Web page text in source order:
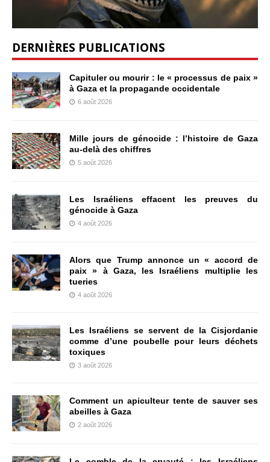
DERNIÈRES PUBLICATIONS
Capituler ou mourir : le « processus de paix »
à Gaza et la propagande occidentale
6 août 2026
Mille jours de génocide : l’histoire de Gaza
au-delà des chiffres
5 août 2026
Les Israéliens effacent les preuves du
génocide à Gaza
4 août 2026
Alors que Trump annonce un « accord de
paix » à Gaza, les Israéliens multiplie les
tueries
4 août 2026
Les Israéliens se servent de la Cisjordanie
comme d’une poubelle pour leurs déchets
toxiques
3 août 2026
Comment un apiculteur tente de sauver ses
abeilles à Gaza
2 août 2026